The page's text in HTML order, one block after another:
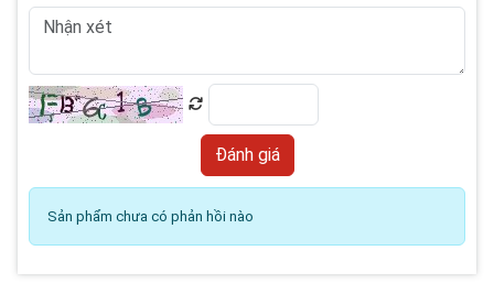
Sản phẩm chưa có phản hồi nào